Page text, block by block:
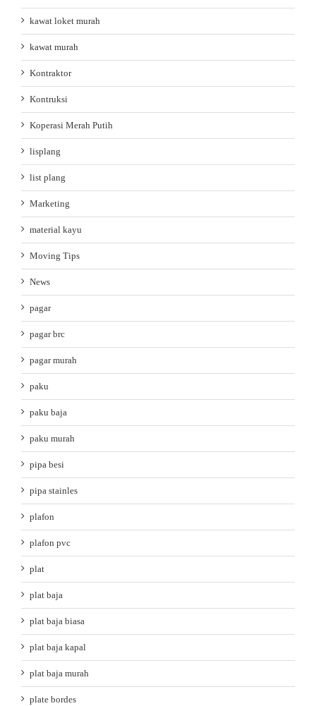
kawat loket murah
kawat murah
Kontraktor
Kontruksi
Koperasi Merah Putih
lisplang
list plang
Marketing
material kayu
Moving Tips
News
pagar
pagar brc
pagar murah
paku
paku baja
paku murah
pipa besi
pipa stainles
plafon
plafon pvc
plat
plat baja
plat baja biasa
plat baja kapal
plat baja murah
plate bordes